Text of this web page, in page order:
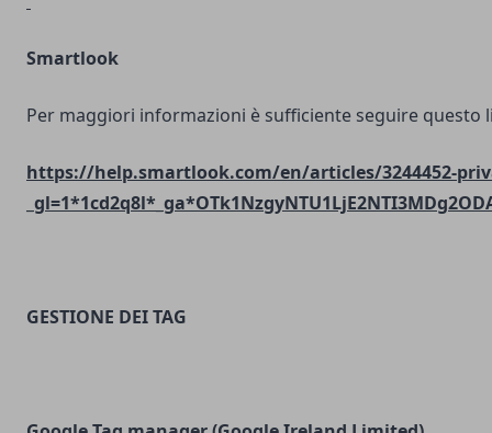
Smartlook
Per maggiori informazioni è sufficiente seguire questo
https://help.smartlook.com/en/articles/3244452-
GESTIONE DEI TAG